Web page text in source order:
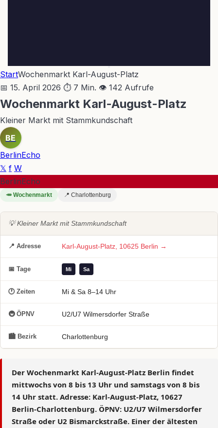
StartWochenmarkt Karl-August-Platz
📅 15. April 2026 ⏱ 7 Min. 👁 142 Aufrufe
Wochenmarkt Karl-August-Platz
Kleiner Markt mit Stammkundschaft
BE
BerlinEcho
𝕏 f W
BerlinEcho
🥕 Wochenmarkt 📍 Charlottenburg
💡 Kleiner Markt mit Stammkundschaft
📍 Adresse Karl-August-Platz, 10625 Berlin →
📅 Tage Mi Sa
🕐 Zeiten Mi & Sa 8–14 Uhr
🚇 ÖPNV U2/U7 Wilmersdorfer Straße
🏙 Bezirk Charlottenburg
Der Wochenmarkt Karl-August-Platz Berlin findet
mittwochs von 8 bis 13 Uhr und samstags von 8 bis
14 Uhr statt. Adresse: Karl-August-Platz, 10627
Berlin-Charlottenburg. ÖPNV: U2/U7 Wilmersdorfer
Straße oder U2 Bismarckstraße. Einer der ältesten